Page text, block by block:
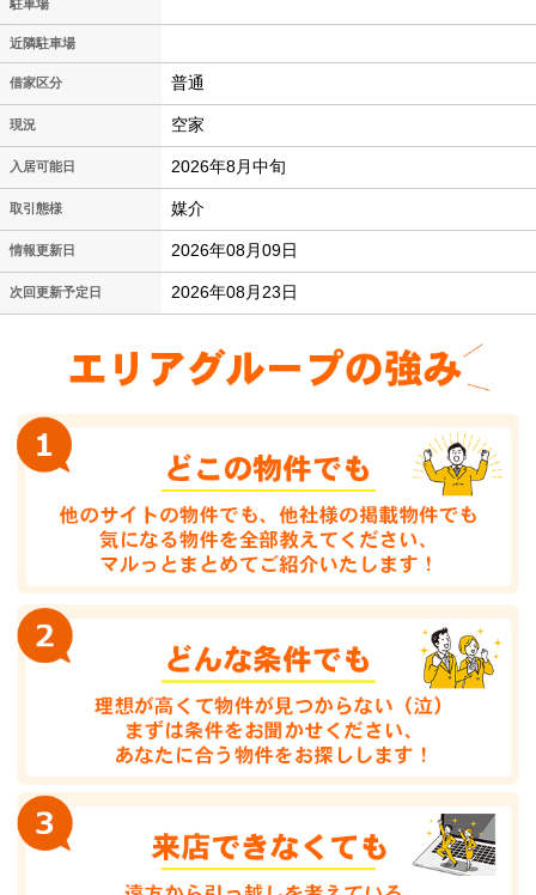
駐車場
近隣駐車場
借家区分 普通
現況 空家
入居可能日 2026年8月中旬
取引態様 媒介
情報更新日 2026年08月09日
次回更新予定日 2026年08月23日